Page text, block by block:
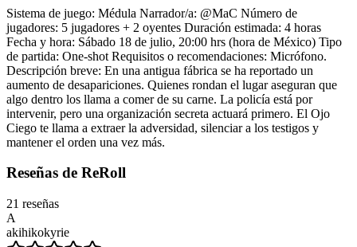
Sistema de juego: Médula Narrador/a: @MaC Número de
jugadores: 5 jugadores + 2 oyentes Duración estimada: 4 horas
Fecha y hora: Sábado 18 de julio, 20:00 hrs (hora de México) Tipo
de partida: One-shot Requisitos o recomendaciones: Micrófono.
Descripción breve: En una antigua fábrica se ha reportado un
aumento de desapariciones. Quienes rondan el lugar aseguran que
algo dentro los llama a comer de su carne. La policía está por
intervenir, pero una organización secreta actuará primero. El Ojo
Ciego te llama a extraer la adversidad, silenciar a los testigos y
mantener el orden una vez más.
Reseñas de ReRoll
21 reseñas
A
akihikokyrie